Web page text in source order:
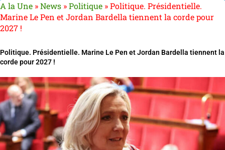
A la Une »News »Politique »Politique. Présidentielle.
Marine Le Pen et Jordan Bardella tiennent la corde pour
2027 !
Politique. Présidentielle. Marine Le Pen et Jordan Bardella tiennent la
corde pour 2027 !